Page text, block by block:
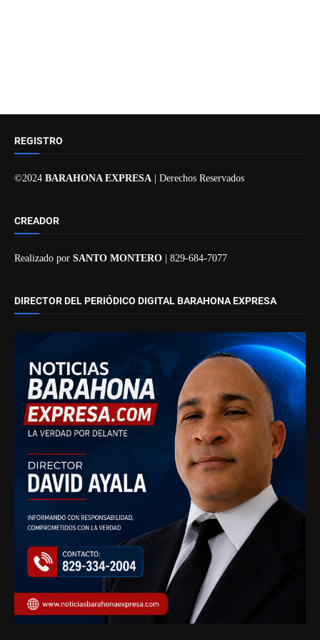
REGISTRO
©2024 BARAHONA EXPRESA | Derechos Reservados
CREADOR
Realizado por SANTO MONTERO | 829-684-7077
DIRECTOR DEL PERIÓDICO DIGITAL BARAHONA EXPRESA